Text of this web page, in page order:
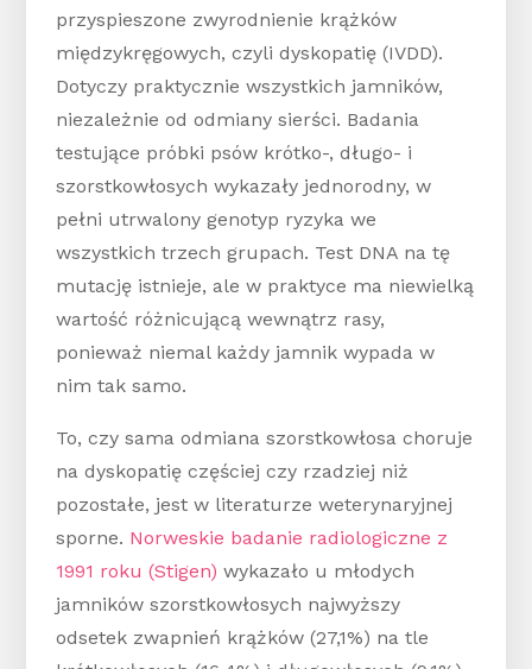
przyspieszone zwyrodnienie krążków
międzykręgowych, czyli dyskopatię (IVDD).
Dotyczy praktycznie wszystkich jamników,
niezależnie od odmiany sierści. Badania
testujące próbki psów krótko-, długo- i
szorstkowłosych wykazały jednorodny, w
pełni utrwalony genotyp ryzyka we
wszystkich trzech grupach. Test DNA na tę
mutację istnieje, ale w praktyce ma niewielką
wartość różnicującą wewnątrz rasy,
ponieważ niemal każdy jamnik wypada w
nim tak samo.
To, czy sama odmiana szorstkowłosa choruje
na dyskopatię częściej czy rzadziej niż
pozostałe, jest w literaturze weterynaryjnej
sporne. Norweskie badanie radiologiczne z
1991 roku (Stigen) wykazało u młodych
jamników szorstkowłosych najwyższy
odsetek zwapnień krążków (27,1%) na tle